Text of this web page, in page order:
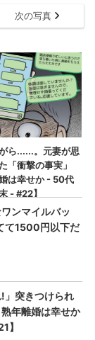
次の写真